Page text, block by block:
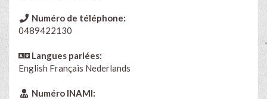
Numéro de téléphone:
0489422130
Langues parlées:
English Français Nederlands
Numéro INAMI: